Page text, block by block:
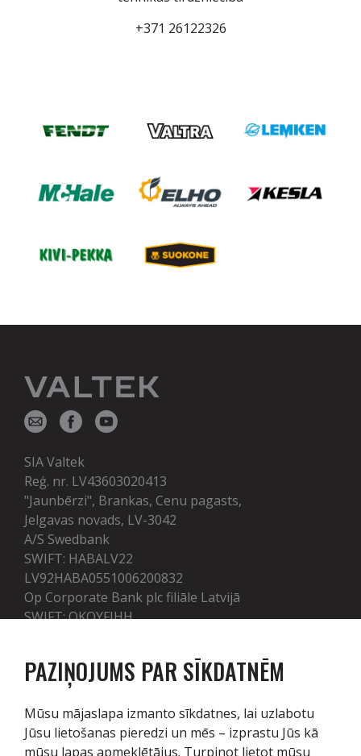
+371 26122326
SIA Valtek
Reģ. nr. LV43603020413
"Jaunbērzi", Brankas, Cenu pagasts,
Jelgavas novads, LV-3042
A/S Swedbank
SWIFT: HABALV22
LV92HABA0551006200832
Op Corporate Bank plc filiāle Latvijā
SWIFT: OKOYFIHH
Pakalpojumi
Tehnika
PAZIŅOJUMS PAR SĪKDATNĒM
Mūsu mājaslapa izmanto sīkdatnes, lai uzlabotu
Jūsu lietošanas pieredzi un mēs – izprastu Jūs kā
mūsu lapas apmeklētājus. Turpinot lietot mūsu